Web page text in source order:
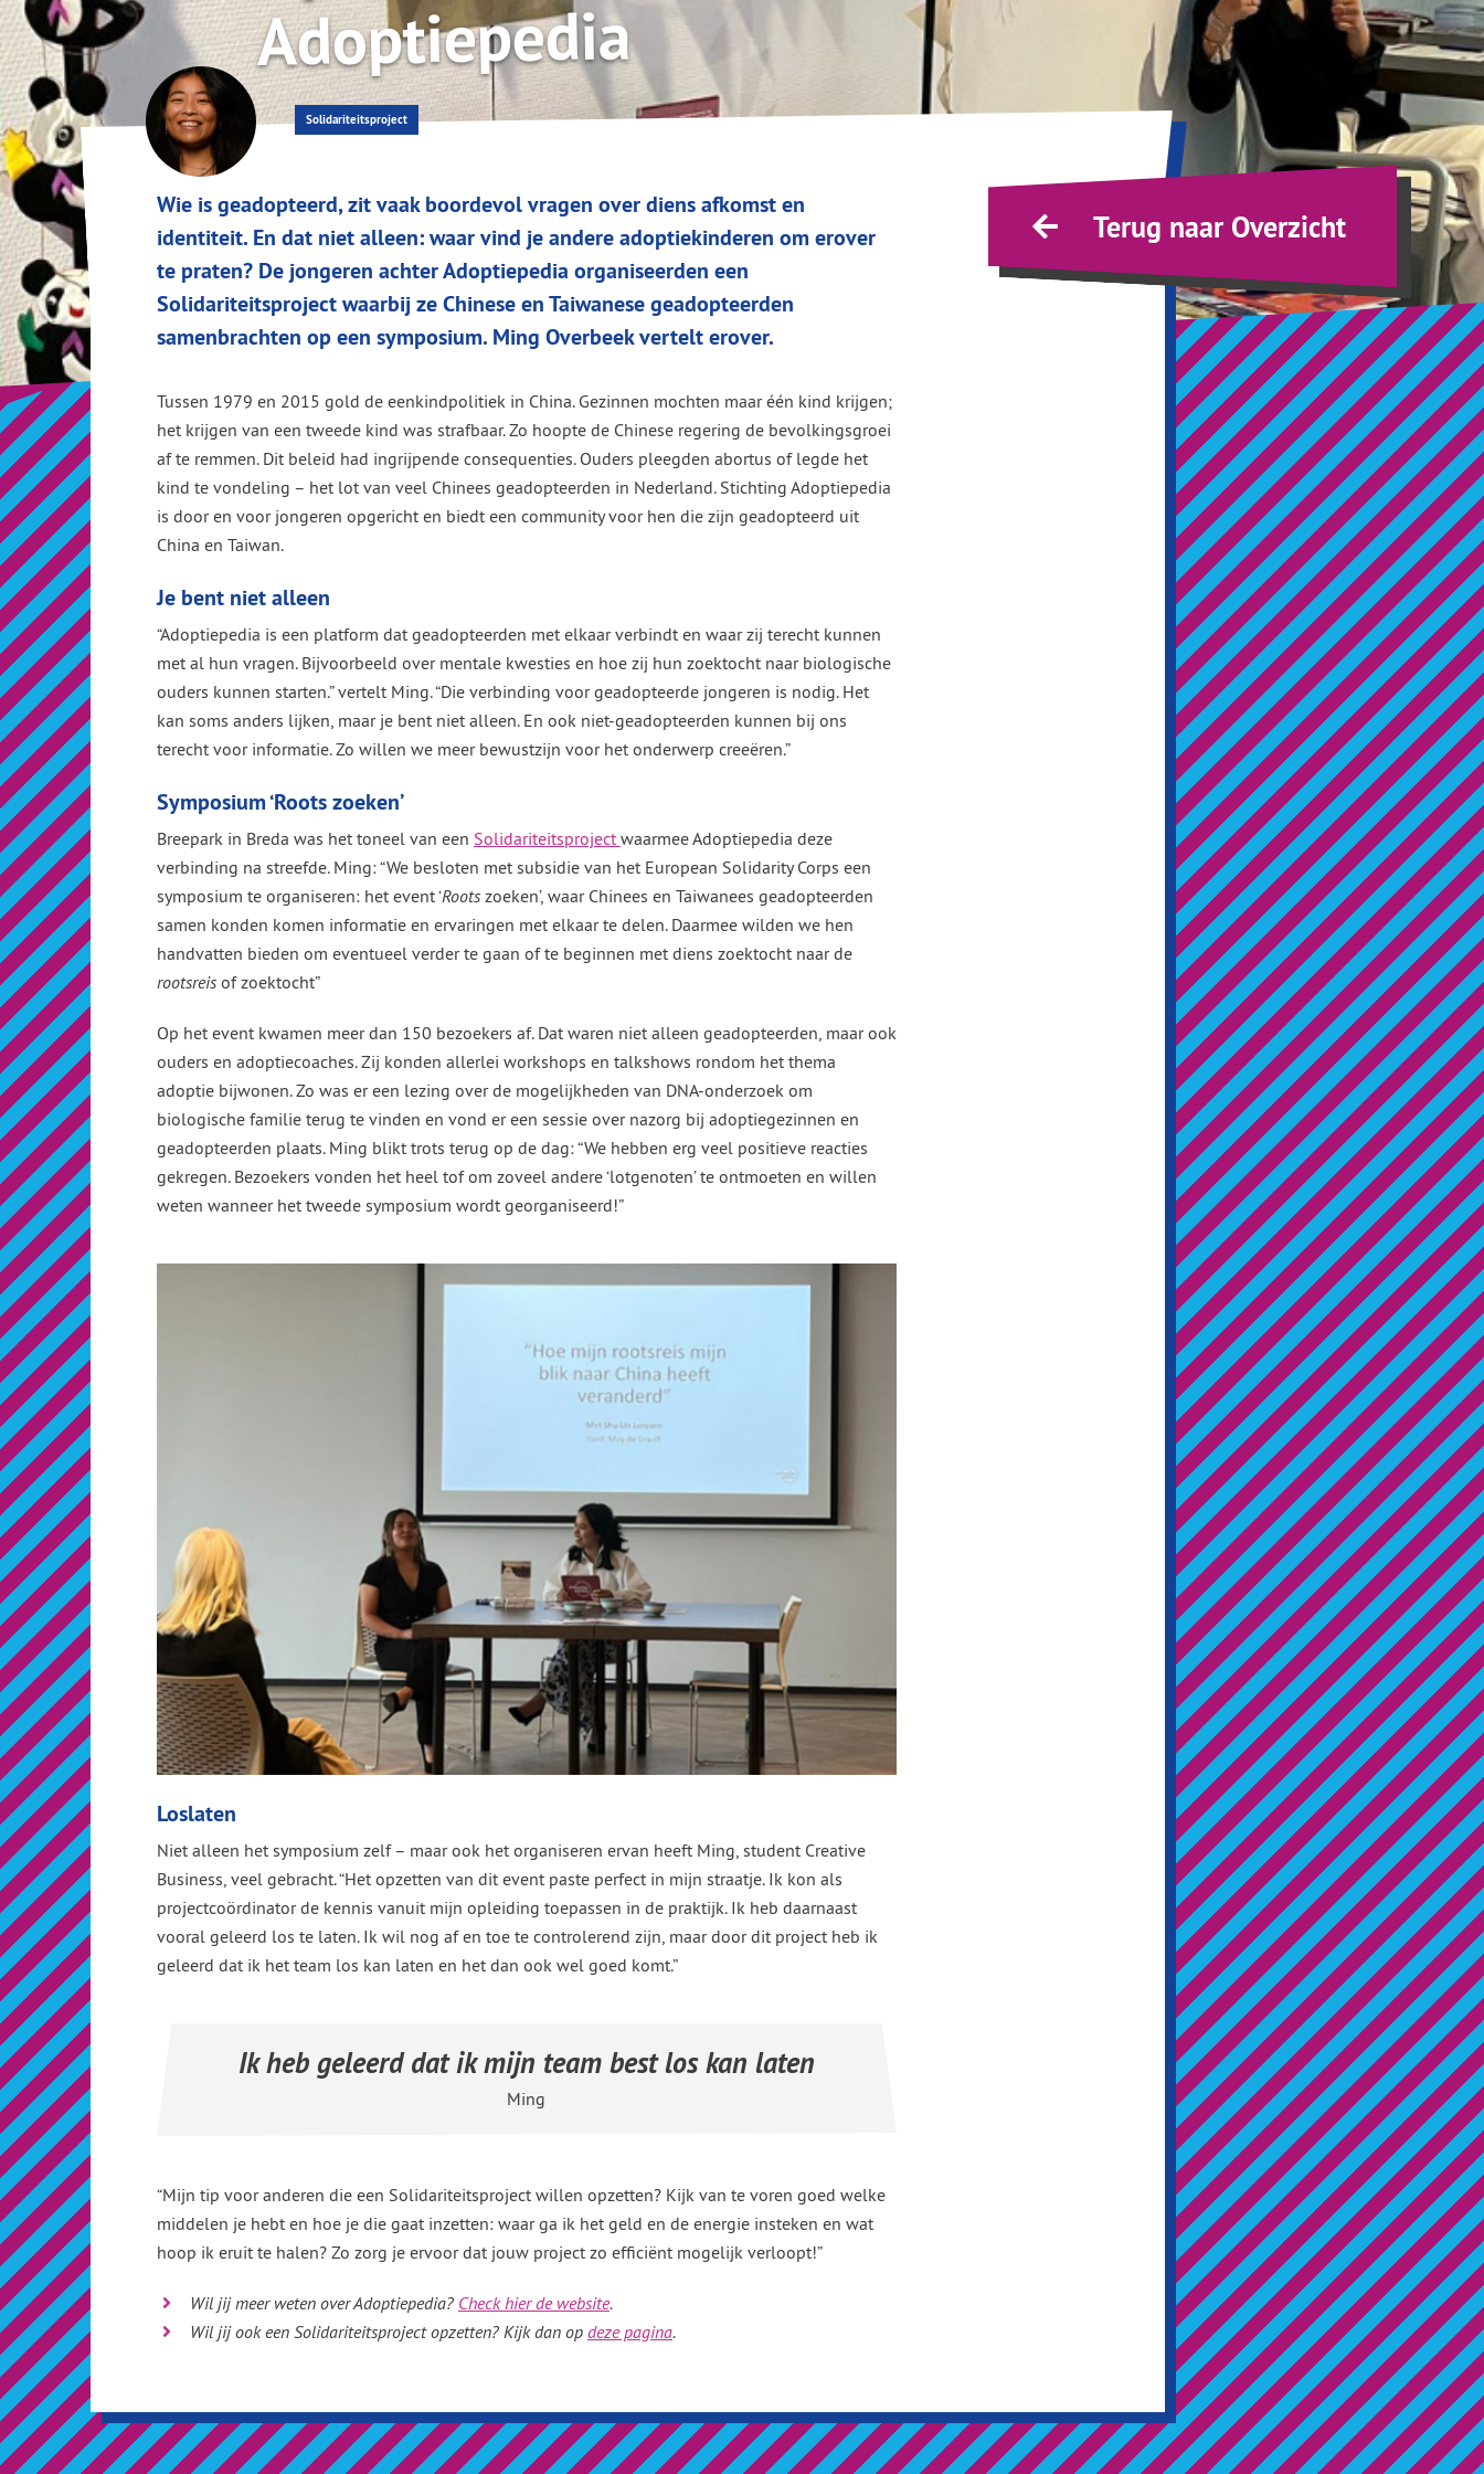
Adoptiepedia
Solidariteitsproject
Wie is geadopteerd, zit vaak boordevol vragen over diens afkomst en
identiteit. En dat niet alleen: waar vind je andere adoptiekinderen om erover
te praten? De jongeren achter Adoptiepedia organiseerden een
Solidariteitsproject waarbij ze Chinese en Taiwanese geadopteerden
samenbrachten op een symposium. Ming Overbeek vertelt erover.
Tussen 1979 en 2015 gold de eenkindpolitiek in China. Gezinnen mochten maar één kind krijgen;
het krijgen van een tweede kind was strafbaar. Zo hoopte de Chinese regering de bevolkingsgroei
af te remmen. Dit beleid had ingrijpende consequenties. Ouders pleegden abortus of legde het
kind te vondeling – het lot van veel Chinees geadopteerden in Nederland. Stichting Adoptiepedia
is door en voor jongeren opgericht en biedt een community voor hen die zijn geadopteerd uit
China en Taiwan.
Je bent niet alleen
“Adoptiepedia is een platform dat geadopteerden met elkaar verbindt en waar zij terecht kunnen
met al hun vragen. Bijvoorbeeld over mentale kwesties en hoe zij hun zoektocht naar biologische
ouders kunnen starten.” vertelt Ming. “Die verbinding voor geadopteerde jongeren is nodig. Het
kan soms anders lijken, maar je bent niet alleen. En ook niet-geadopteerden kunnen bij ons
terecht voor informatie. Zo willen we meer bewustzijn voor het onderwerp creeëren.”
Symposium ‘Roots zoeken’
Breepark in Breda was het toneel van een Solidariteitsproject waarmee Adoptiepedia deze
verbinding na streefde. Ming: “We besloten met subsidie van het European Solidarity Corps een
symposium te organiseren: het event ‘Roots zoeken’, waar Chinees en Taiwanees geadopteerden
samen konden komen informatie en ervaringen met elkaar te delen. Daarmee wilden we hen
handvatten bieden om eventueel verder te gaan of te beginnen met diens zoektocht naar de
rootsreis of zoektocht”
Op het event kwamen meer dan 150 bezoekers af. Dat waren niet alleen geadopteerden, maar ook
ouders en adoptiecoaches. Zij konden allerlei workshops en talkshows rondom het thema
adoptie bijwonen. Zo was er een lezing over de mogelijkheden van DNA-onderzoek om
biologische familie terug te vinden en vond er een sessie over nazorg bij adoptiegezinnen en
geadopteerden plaats. Ming blikt trots terug op de dag: “We hebben erg veel positieve reacties
gekregen. Bezoekers vonden het heel tof om zoveel andere ‘lotgenoten’ te ontmoeten en willen
weten wanneer het tweede symposium wordt georganiseerd!”
Loslaten
Niet alleen het symposium zelf – maar ook het organiseren ervan heeft Ming, student Creative
Business, veel gebracht. “Het opzetten van dit event paste perfect in mijn straatje. Ik kon als
projectcoördinator de kennis vanuit mijn opleiding toepassen in de praktijk. Ik heb daarnaast
vooral geleerd los te laten. Ik wil nog af en toe te controlerend zijn, maar door dit project heb ik
geleerd dat ik het team los kan laten en het dan ook wel goed komt.”
Ik heb geleerd dat ik mijn team best los kan laten
Ming
“Mijn tip voor anderen die een Solidariteitsproject willen opzetten? Kijk van te voren goed welke
middelen je hebt en hoe je die gaat inzetten: waar ga ik het geld en de energie insteken en wat
hoop ik eruit te halen? Zo zorg je ervoor dat jouw project zo efficiënt mogelijk verloopt!”
Wil jij meer weten over Adoptiepedia? Check hier de website.
Wil jij ook een Solidariteitsproject opzetten? Kijk dan op deze pagina.
Terug naar Overzicht